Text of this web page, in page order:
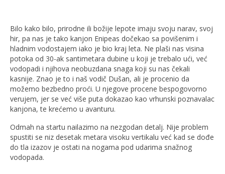
Bilo kako bilo, prirodne ili božije lepote imaju svoju narav, svoj
hir, pa nas je tako kanjon Enipeas dočekao sa povišenim i
hladnim vodostajem iako je bio kraj leta. Ne plaši nas visina
potoka od 30-ak santimetara dubine u koji je trebalo ući, već
vodopadi i njihova neobuzdana snaga koji su nas čekali
kasnije. Znao je to i naš vodič Dušan, ali je procenio da
možemo bezbedno proći. U njegove procene bespogovorno
verujem, jer se već više puta dokazao kao vrhunski poznavalac
kanjona, te krećemo u avanturu.
Odmah na startu nailazimo na nezgodan detalj. Nije problem
spustiti se niz desetak metara visoku vertikalu već kad se dođe
do tla izazov je ostati na nogama pod udarima snažnog
vodopada.